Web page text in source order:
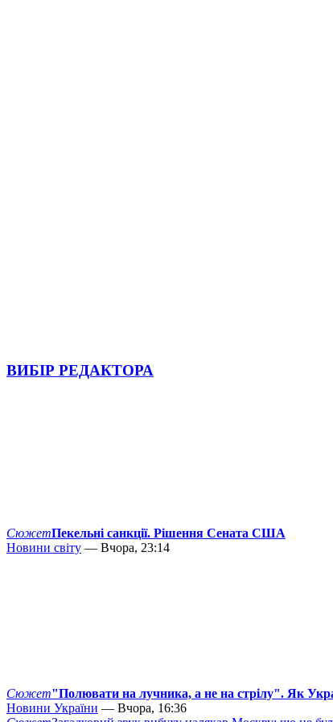
ВИБІР РЕДАКТОРА
СюжетПекельні санкції. Рішення Сената США
Новини світу — Вчора, 23:14
Сюжет"Полювати на лучника, а не на стрілу". Як
Новини України — Вчора, 16:36